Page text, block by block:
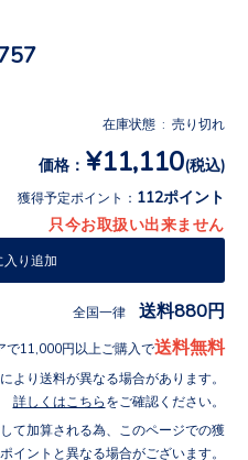
在庫状態 : 売り切れ
価格： ¥11,110(税込)
獲得予定ポイント： 112ポイント
只今お取扱い出来ません
入り追加
全国一律 送料880円
で11,000円以上ご購入で送料無料
より送料が異なる場合があります。
詳しくはこちら をご確認ください。
て加算される為、このページでの獲
イントと異なる場合がございます。